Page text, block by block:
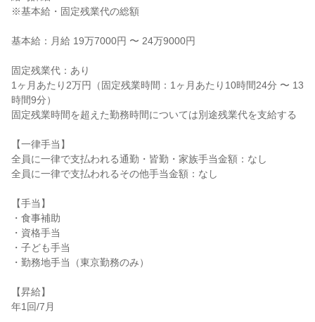
※基本給・固定残業代の総額
基本給：月給 19万7000円 〜 24万9000円
固定残業代：あり
1ヶ月あたり2万円（固定残業時間：1ヶ月あたり10時間24分 〜 13
時間9分）
固定残業時間を超えた勤務時間については別途残業代を支給する
【一律手当】
全員に一律で支払われる通勤・皆勤・家族手当金額：なし
全員に一律で支払われるその他手当金額：なし
【手当】
・食事補助
・資格手当
・子ども手当
・勤務地手当（東京勤務のみ）
【昇給】
年1回/7月